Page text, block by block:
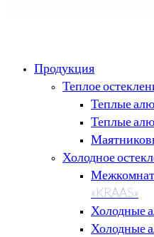
Продукция
Теплое
Теплые
Теплые
Холодное
«KRAAS»
Холодные
Холодные